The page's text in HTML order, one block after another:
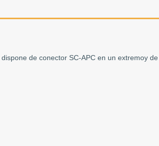
de conector SC-APC en un extremoy